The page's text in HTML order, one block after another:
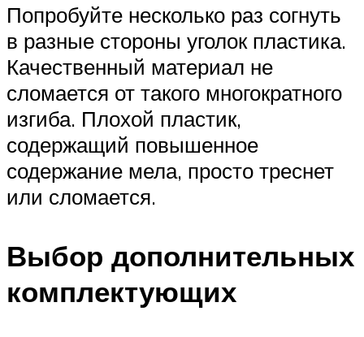
Попробуйте несколько раз согнуть
в разные стороны уголок пластика.
Качественный материал не
сломается от такого многократного
изгиба. Плохой пластик,
содержащий повышенное
содержание мела, просто треснет
или сломается.
Выбор дополнительных
комплектующих